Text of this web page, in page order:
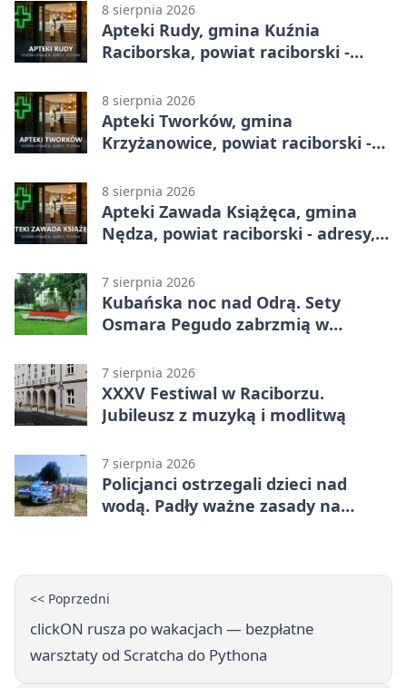
8 sierpnia 2026
Apteki Rudy, gmina Kuźnia
Raciborska, powiat raciborski -
8 sierpnia 2026
Apteki Tworków, gmina
Krzyżanowice, powiat raciborski -
8 sierpnia 2026
Apteki Zawada Książęca, gmina
Nędza, powiat raciborski - adresy,
7 sierpnia 2026
Kubańska noc nad Odrą. Sety
Osmara Pegudo zabrzmią w
7 sierpnia 2026
XXXV Festiwal w Raciborzu.
Jubileusz z muzyką i modlitwą
7 sierpnia 2026
Policjanci ostrzegali dzieci nad
wodą. Padły ważne zasady na
<< Poprzedni
clickON rusza po wakacjach — bezpłatne
warsztaty od Scratcha do Pythona